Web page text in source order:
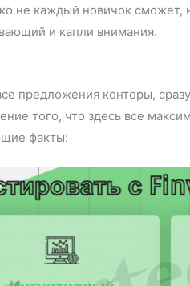
не каждый новичок сможет,
и капли внимания.
предложения конторы,
того, что здесь все
факты: